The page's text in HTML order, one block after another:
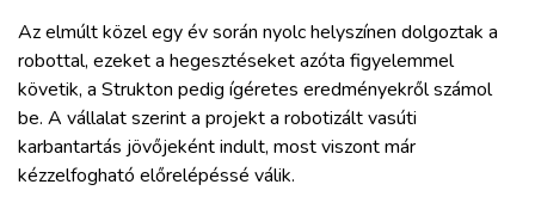
Az elmúlt közel egy év során nyolc helyszínen dolgoztak a
robottal, ezeket a hegesztéseket azóta figyelemmel
követik, a Strukton pedig ígéretes eredményekről számol
be. A vállalat szerint a projekt a robotizált vasúti
karbantartás jövőjeként indult, most viszont már
kézzelfogható előrelépéssé válik.